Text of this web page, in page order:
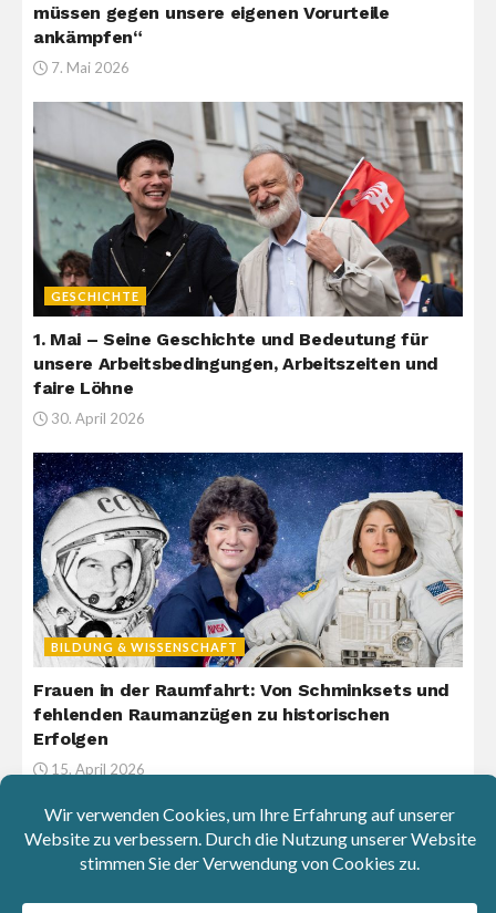
müssen gegen unsere eigenen Vorurteile
ankämpfen“
7. Mai 2026
GESCHICHTE
1. Mai – Seine Geschichte und Bedeutung für
unsere Arbeitsbedingungen, Arbeitszeiten und
faire Löhne
30. April 2026
BILDUNG & WISSENSCHAFT
Frauen in der Raumfahrt: Von Schminksets und
fehlenden Raumanzügen zu historischen
Erfolgen
15. April 2026
Umfrage